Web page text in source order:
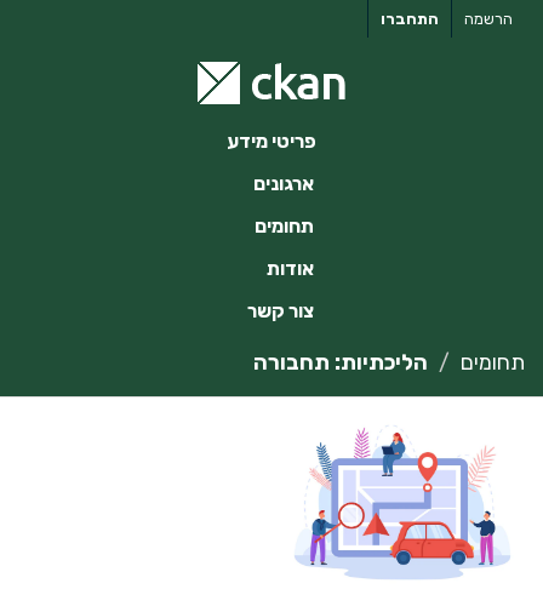
התחברו הרשמה
פריטי מידע
ארגונים
תחומים
אודות
צור קשר
תחומים הליכתיות: תחבורה